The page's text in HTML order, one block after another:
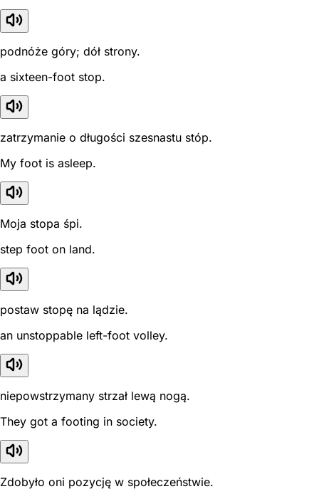
podnóże góry; dół strony.
a sixteen-foot stop.
zatrzymanie o długości szesnastu stóp.
My foot is asleep.
Moja stopa śpi.
step foot on land.
postaw stopę na lądzie.
an unstoppable left-foot volley.
niepowstrzymany strzał lewą nogą.
They got a footing in society.
Zdobyło oni pozycję w społeczeństwie.